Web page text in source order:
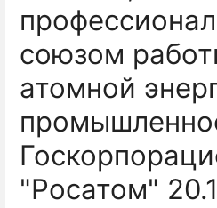
союзом
атомной
"Росатом"